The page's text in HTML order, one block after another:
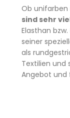
Ob unifarben
sind sehr
Elasthan
seiner
als
Textilien und
Angebot und